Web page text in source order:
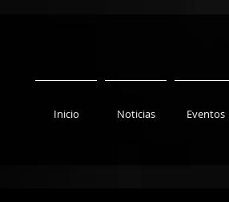
Inicio Noticias Eventos